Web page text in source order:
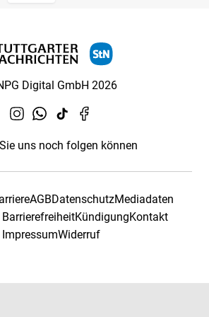
Digital GmbH 2026
uns noch folgen können
AGBDatenschutzMediadaten
KündigungKontakt
ImpressumWiderruf